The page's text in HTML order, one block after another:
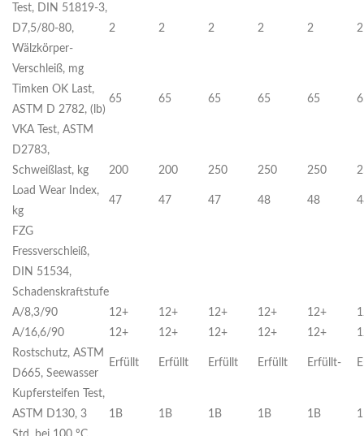
Test, DIN 51819-3,
D7,5/80-80,
Wälzkörper-
Verschleiß, mg
2 2 2 2 2 2
Timken OK Last,
ASTM D 2782, (lb)
65 65 65 65 65
VKA Test, ASTM
D2783,
Schweißlast, kg
200 200 250 250 250
Load Wear Index,
kg
47 47 47 48 48
FZG
Fressverschleiß,
DIN 51534,
Schadenskraftstufe
A/8,3/90
12+ 12+ 12+ 12+ 12+
A/16,6/90
12+ 12+ 12+ 12+ 12+
Rostschutz, ASTM
D665, Seewasser
Erfüllt Erfüllt Erfüllt Erfüllt Erfüllt-
Kupfersteifen Test,
ASTM D130, 3
1B 1B 1B 1B 1B